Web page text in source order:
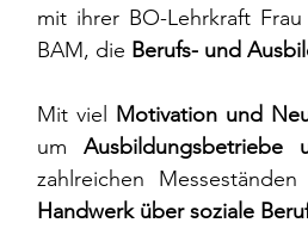
mit ihrer BO-Lehrkraft
BAM, die Berufs- und
Mit viel Motivation und
um
Handwerk über soziale